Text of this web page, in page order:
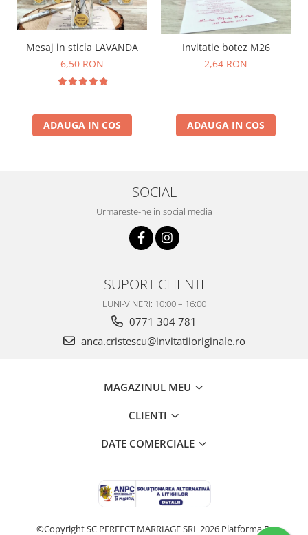
Mesaj in sticla LAVANDA
6,50 RON
ADAUGA IN COS
Invitatie botez M26
2,64 RON
ADAUGA IN COS
SOCIAL
Urmareste-ne in social media
SUPORT CLIENTI
LUNI-VINERI: 10:00 – 16:00
0771 304 781
anca.cristescu@invitatiioriginale.ro
MAGAZINUL MEU
CLIENTI
DATE COMERCIALE
©Copyright SC PERFECT MARRIAGE SRL 2026 Platforma E-